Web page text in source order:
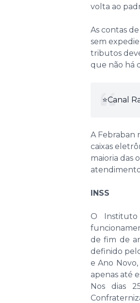
volta ao
As contas
sem
tributos
que não há
⭐️Canal
A Febraban
caixas
maioria das
INSS
O Instituto
de fim de
definido
e Ano
apenas até
Nos dias